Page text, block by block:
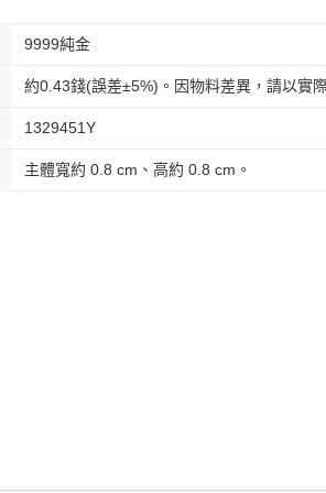
9999純金
約0.43錢(誤差±5%)。因物料差異，請以實
1329451Y
主體寬約 0.8 cm、高約 0.8 cm。